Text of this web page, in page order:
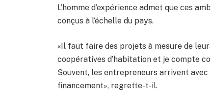
L’homme d’expérience admet que ces
conçus à l’échelle du pays.
«Il faut faire des projets à mesure de
coopératives d’habitation et je compte
Souvent, les entrepreneurs arrivent avec
financement», regrette-t-il.